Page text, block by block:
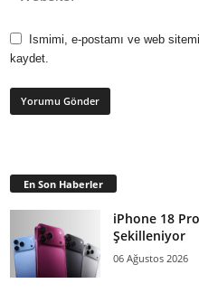
Ismimi, e-postamı ve web
kaydet.
En Son Haberler
iPhone 18
Şekilleniyor
06 Ağustos 2026